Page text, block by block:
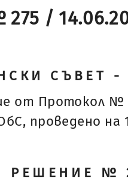
/
СЪВЕТ -
от Протокол №
проведено на
РЕШЕНИЕ №